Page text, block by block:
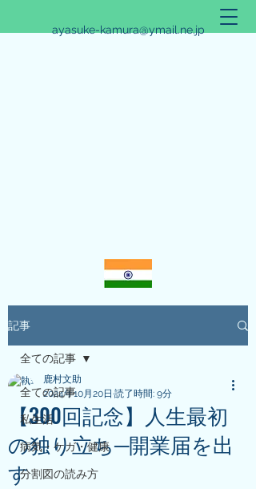
ayasuke-kamura@ymail.ne.jp
アリシュタ・バンガ~JYOTISHのススメ~
記事
全ての記事
私生活
病気・ケガ・健康
分割図の読み方
全ての記事
【300回記念】人生最初
の独り立ち─開業届を出
す
鹿村文助
2024年10月20日 読了時間: 9分